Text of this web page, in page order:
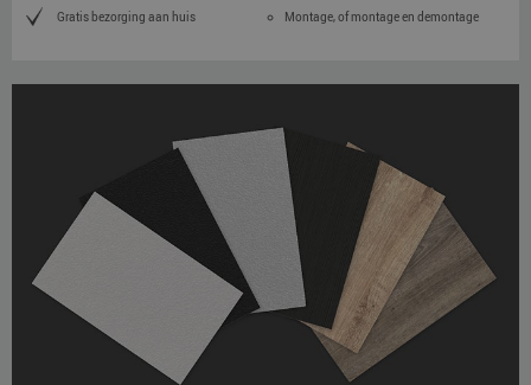
Gratis bezorging aan huis Montage, of montage en demontage